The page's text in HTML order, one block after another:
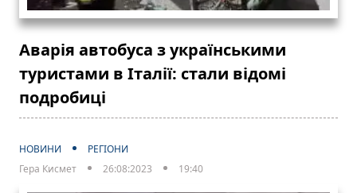
Аварія автобуса з українськими
туристами в Італії: стали відомі
подробиці
НОВИНИ
РЕГІОНИ
Гера Кисмет
26:08:2023 19:40